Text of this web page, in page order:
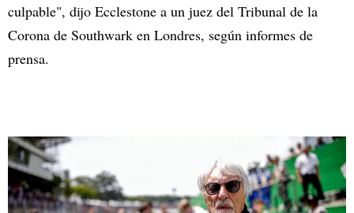
culpable", dijo Ecclestone a un juez del Tribunal de la
Corona de Southwark en Londres, según informes de
prensa.